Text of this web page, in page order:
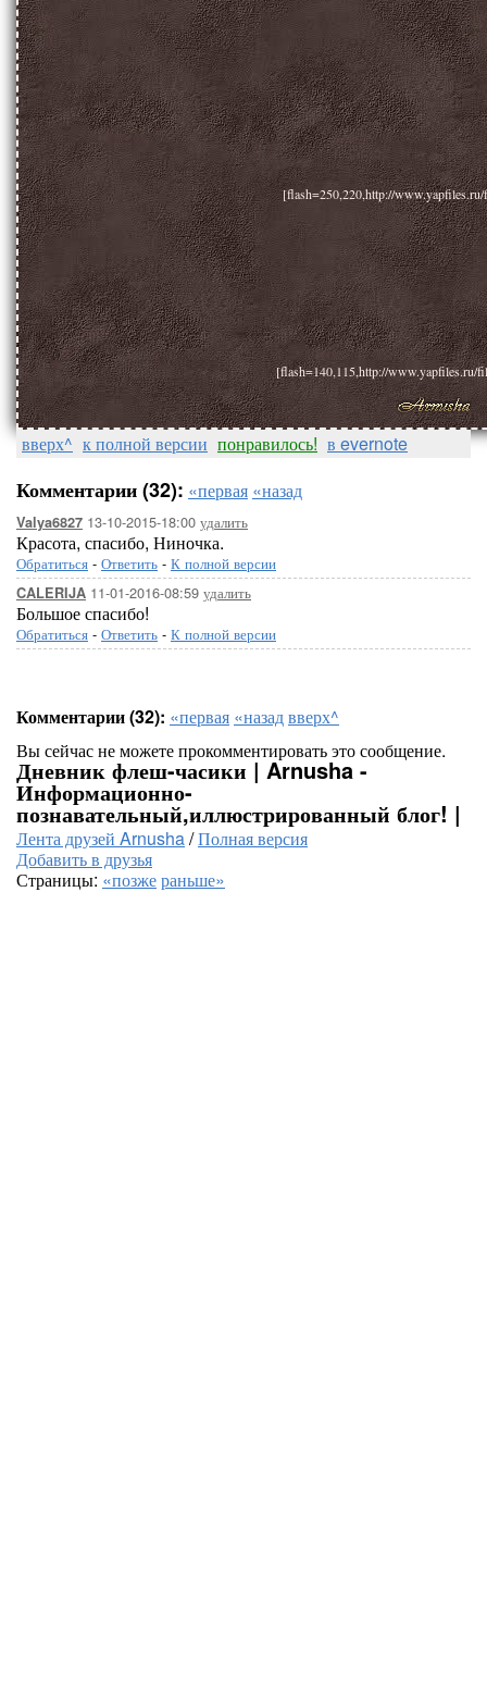
[flash=250,220,http://
[flash=140,115,http://www.yapfiles.ru/
вверх^ к полной версии понравилось! в evernote
Комментарии (32): «первая «назад
Valya6827 13-10-2015-18:00 удалить
Красота, спасибо, Ниночка.
Обратиться - Ответить - К полной версии
CALERIJA 11-01-2016-08:59 удалить
Большое спасибо!
Обратиться - Ответить - К полной версии
Комментарии (32): «первая «назадвверх^
Вы сейчас не можете прокомментировать это сообщение.
Дневник флеш-часики | Arnusha -
Информационно-
познавательный,иллюстрированный блог! |
Лента друзей Arnusha/Полная версия
Добавить в друзья
Страницы: «позжераньше»